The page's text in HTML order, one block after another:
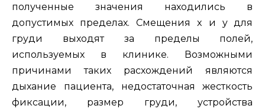
полученные значения находились в
допустимых пределах. Смещения x и y для
груди выходят за пределы полей,
используемых в клинике. Возможными
причинами таких расхождений являются
дыхание пациента, недостаточная жесткость
фиксации, размер груди, устройства